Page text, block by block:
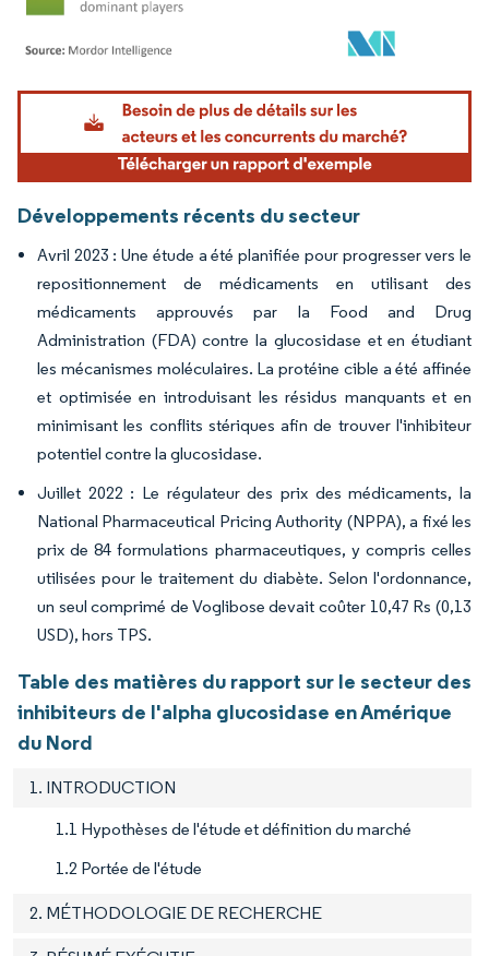
Image © Mordor Intelligence. La réutilisation nécessite une attribution sous CC BY
Développements récents du secteur
Avril 2023 : Une étude a été planifiée pour progresser vers le
repositionnement de médicaments en utilisant des
médicaments approuvés par la Food and Drug
Administration (FDA) contre la glucosidase et en étudiant
les mécanismes moléculaires. La protéine cible a été affinée
et optimisée en introduisant les résidus manquants et en
minimisant les conflits stériques afin de trouver l'inhibiteur
potentiel contre la glucosidase.
Juillet 2022 : Le régulateur des prix des médicaments, la
National Pharmaceutical Pricing Authority (NPPA), a fixé les
prix de 84 formulations pharmaceutiques, y compris celles
utilisées pour le traitement du diabète. Selon l'ordonnance,
un seul comprimé de Voglibose devait coûter 10,47 Rs (0,13
USD), hors TPS.
Table des matières du rapport sur le secteur des
inhibiteurs de l'alpha glucosidase en Amérique
du Nord
1. INTRODUCTION
1.1 Hypothèses de l'étude et définition du marché
1.2 Portée de l'étude
2. MÉTHODOLOGIE DE RECHERCHE